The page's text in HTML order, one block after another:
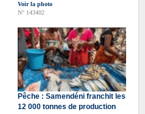
Voir la photo
N° 143402
Pêche : Samendéni franchit les
12 000 tonnes de production